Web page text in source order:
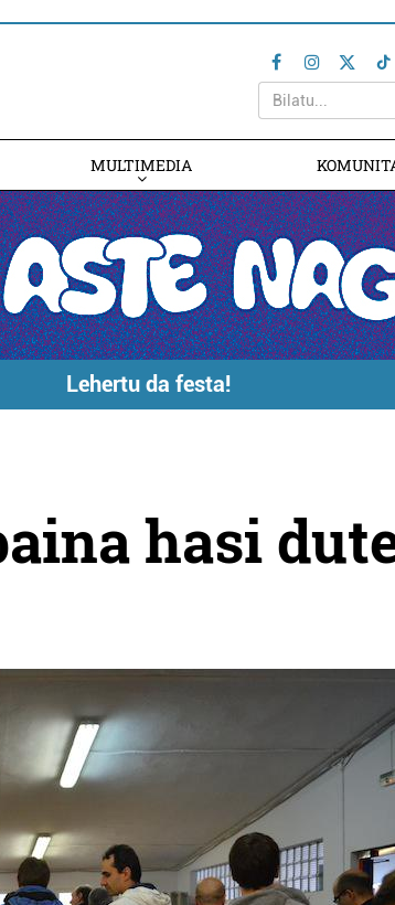
MULTIMEDIA
Lehertu da festa!
hasi